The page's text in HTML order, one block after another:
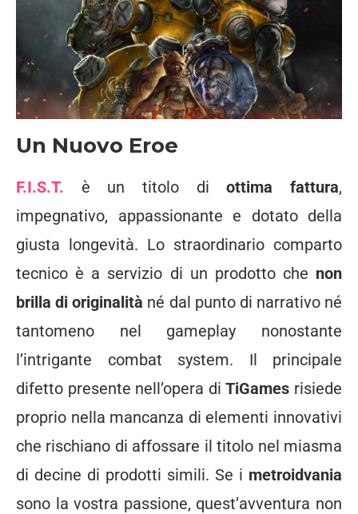
Un Nuovo Eroe
F.I.S.T. è un titolo diottima fattura,
impegnativo, appassionante e dotato della
giusta longevità. Lo straordinario comparto
tecnico è a servizio di un prodotto che non
brilla di originalità né dal punto di narrativo né
tantomeno nel gameplay nonostante
l’intrigante combat system. Il principale
difetto presente nell’opera diTiGames risiede
proprio nella mancanza di elementi innovativi
che rischiano di affossare il titolo nel miasma
di decine di prodotti simili. Se i metroidvania
sono la vostra passione, quest’avventura non